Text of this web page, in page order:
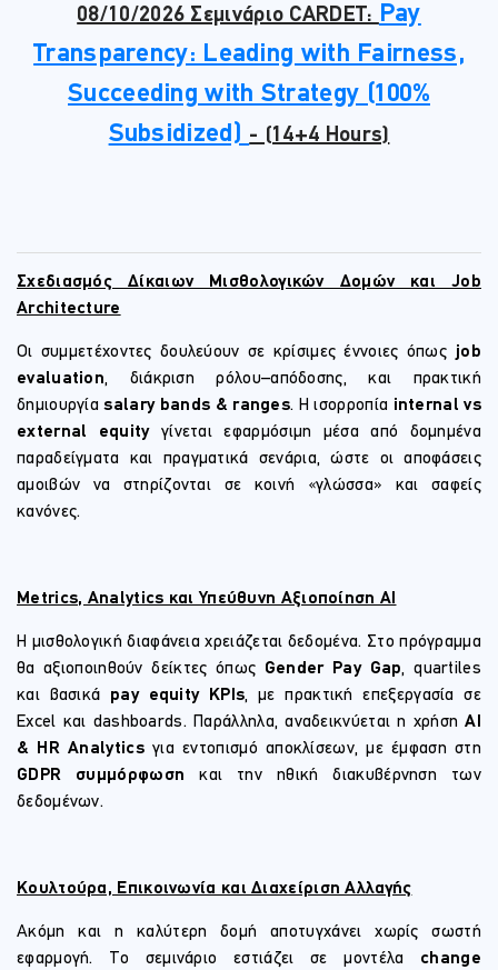
08/10/2026 Σεμινάριο CARDET: Pay
Transparency: Leading with Fairness,
Succeeding with Strategy (100%
Subsidized) - (14+4 Hours)
Σχεδιασμός Δίκαιων Μισθολογικών Δομών και Job
Architecture
Οι συμμετέχοντες δουλεύουν σε κρίσιμες έννοιες όπως job
evaluation, διάκριση ρόλου–απόδοσης, και πρακτική
δημιουργίαsalary bands & ranges. Η ισορροπία internal vs
external equityγίνεται εφαρμόσιμη μέσα από δομημένα
παραδείγματα και πραγματικά σενάρια, ώστε οι αποφάσεις
αμοιβών να στηρίζονται σε κοινή «γλώσσα» και σαφείς
κανόνες.
Metrics, Analytics και Υπεύθυνη Αξιοποίηση AI
Η μισθολογική διαφάνεια χρειάζεται δεδομένα. Στο πρόγραμμα
θα αξιοποιηθούν δείκτες όπως Gender Pay Gap, quartiles
και βασικά pay equity KPIs, με πρακτική επεξεργασία σε
Excel και dashboards. Παράλληλα, αναδεικνύεται η χρήσηAI
& HR Analyticsγια εντοπισμό αποκλίσεων, με έμφαση στη
GDPR συμμόρφωση και την ηθική διακυβέρνηση των
δεδομένων.
Κουλτούρα, Επικοινωνία και Διαχείριση Αλλαγής
Ακόμη και η καλύτερη δομή αποτυγχάνει χωρίς σωστή
εφαρμογή. Το σεμινάριο εστιάζει σε μοντέλα change